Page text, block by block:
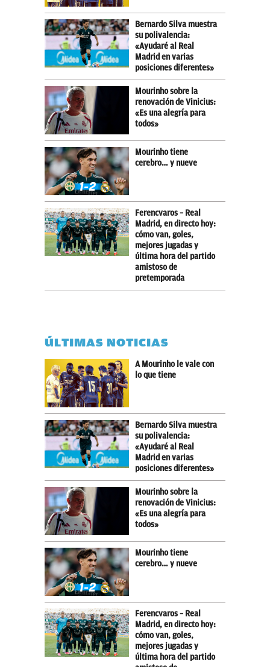
Bernardo Silva muestra
su polivalencia:
«Ayudaré al Real
Madrid en varias
posiciones diferentes»
Mourinho sobre la
renovación de Vinicius:
«Es una alegría para
todos»
Mourinho tiene
cerebro… y nueve
Ferencvaros – Real
Madrid, en directo hoy:
cómo van, goles,
mejores jugadas y
última hora del partido
amistoso de
pretemporada
ÚLTIMAS NOTICIAS
A Mourinho le vale con
lo que tiene
Bernardo Silva muestra
su polivalencia:
«Ayudaré al Real
Madrid en varias
posiciones diferentes»
Mourinho sobre la
renovación de Vinicius:
«Es una alegría para
todos»
Mourinho tiene
cerebro… y nueve
Ferencvaros – Real
Madrid, en directo hoy:
cómo van, goles,
mejores jugadas y
última hora del partido